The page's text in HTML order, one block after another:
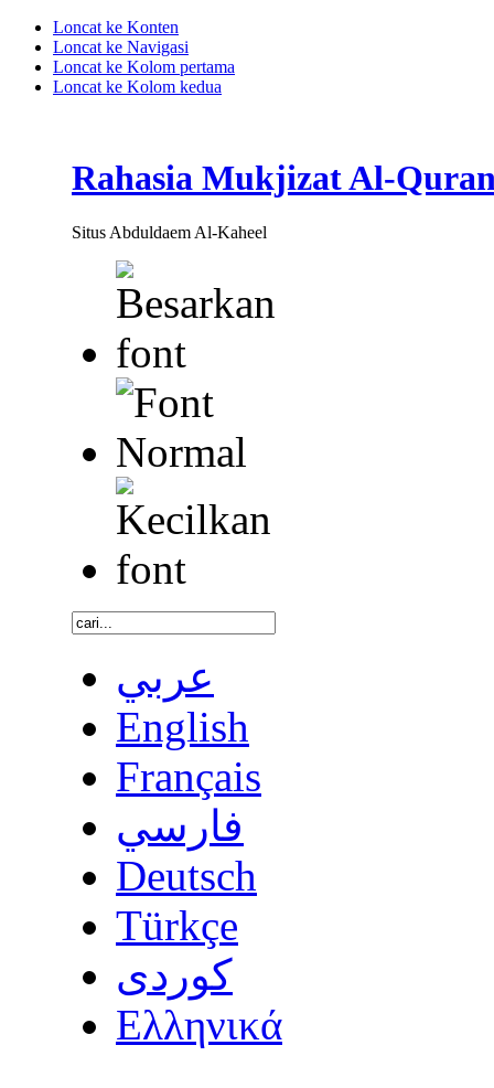
Loncat ke Konten
Loncat ke Navigasi
Loncat ke Kolom pertama
Loncat ke Kolom kedua
Rahasia Mukjizat Al-
Situs Abduldaem Al-Kaheel
عربي
English
Français
فارسي
Deutsch
Türkçe
كوردى
Ελληνικά